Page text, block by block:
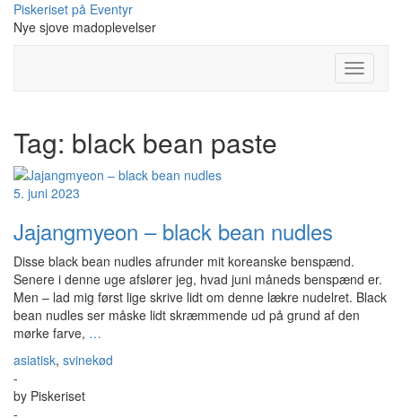
Skip
content
Piskeriset på Eventyr
Nye sjove madoplevelser
Toggle
Tag: black bean paste
5. juni 2023
Jajangmyeon – black bean nudles
Disse black bean nudles afrunder mit koreanske benspænd.
Senere i denne uge afslører jeg, hvad juni måneds benspænd er.
Men – lad mig først lige skrive lidt om denne lækre nudelret. Black
bean nudles ser måske lidt skræmmende ud på grund af den
mørke farve, …
asiatisk, svinekød
-
by Piskeriset
-